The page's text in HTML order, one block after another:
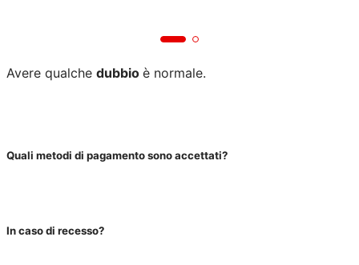
Avere qualche dubbio è normale.
Quali metodi di pagamento sono accettati?
In caso di recesso?